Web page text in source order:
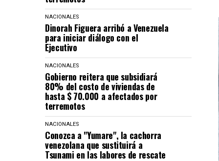
NACIONALES
Dinorah Figuera arribó a Venezuela
para iniciar diálogo con el
Ejecutivo
NACIONALES
Gobierno reitera que subsidiará
80% del costo de viviendas de
hasta $ 70.000 a afectados por
terremotos
NACIONALES
Conozca a "Yumare", la cachorra
venezolana que sustituirá a
Tsunami en las labores de rescate